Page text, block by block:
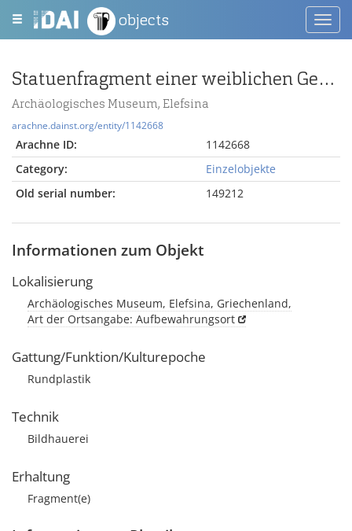
objects
Statuenfragment einer weiblichen Gewandfigur
Archäologisches Museum, Elefsina
arachne.dainst.org/entity/1142668
Arachne ID:
1142668
Category:
Einzelobjekte
Old serial number:
149212
Informationen zum Objekt
Lokalisierung
Archäologisches Museum, Elefsina, Griechenland,
Art der Ortsangabe: Aufbewahrungsort
Gattung/Funktion/Kulturepoche
Rundplastik
Technik
Bildhauerei
Erhaltung
Fragment(e)